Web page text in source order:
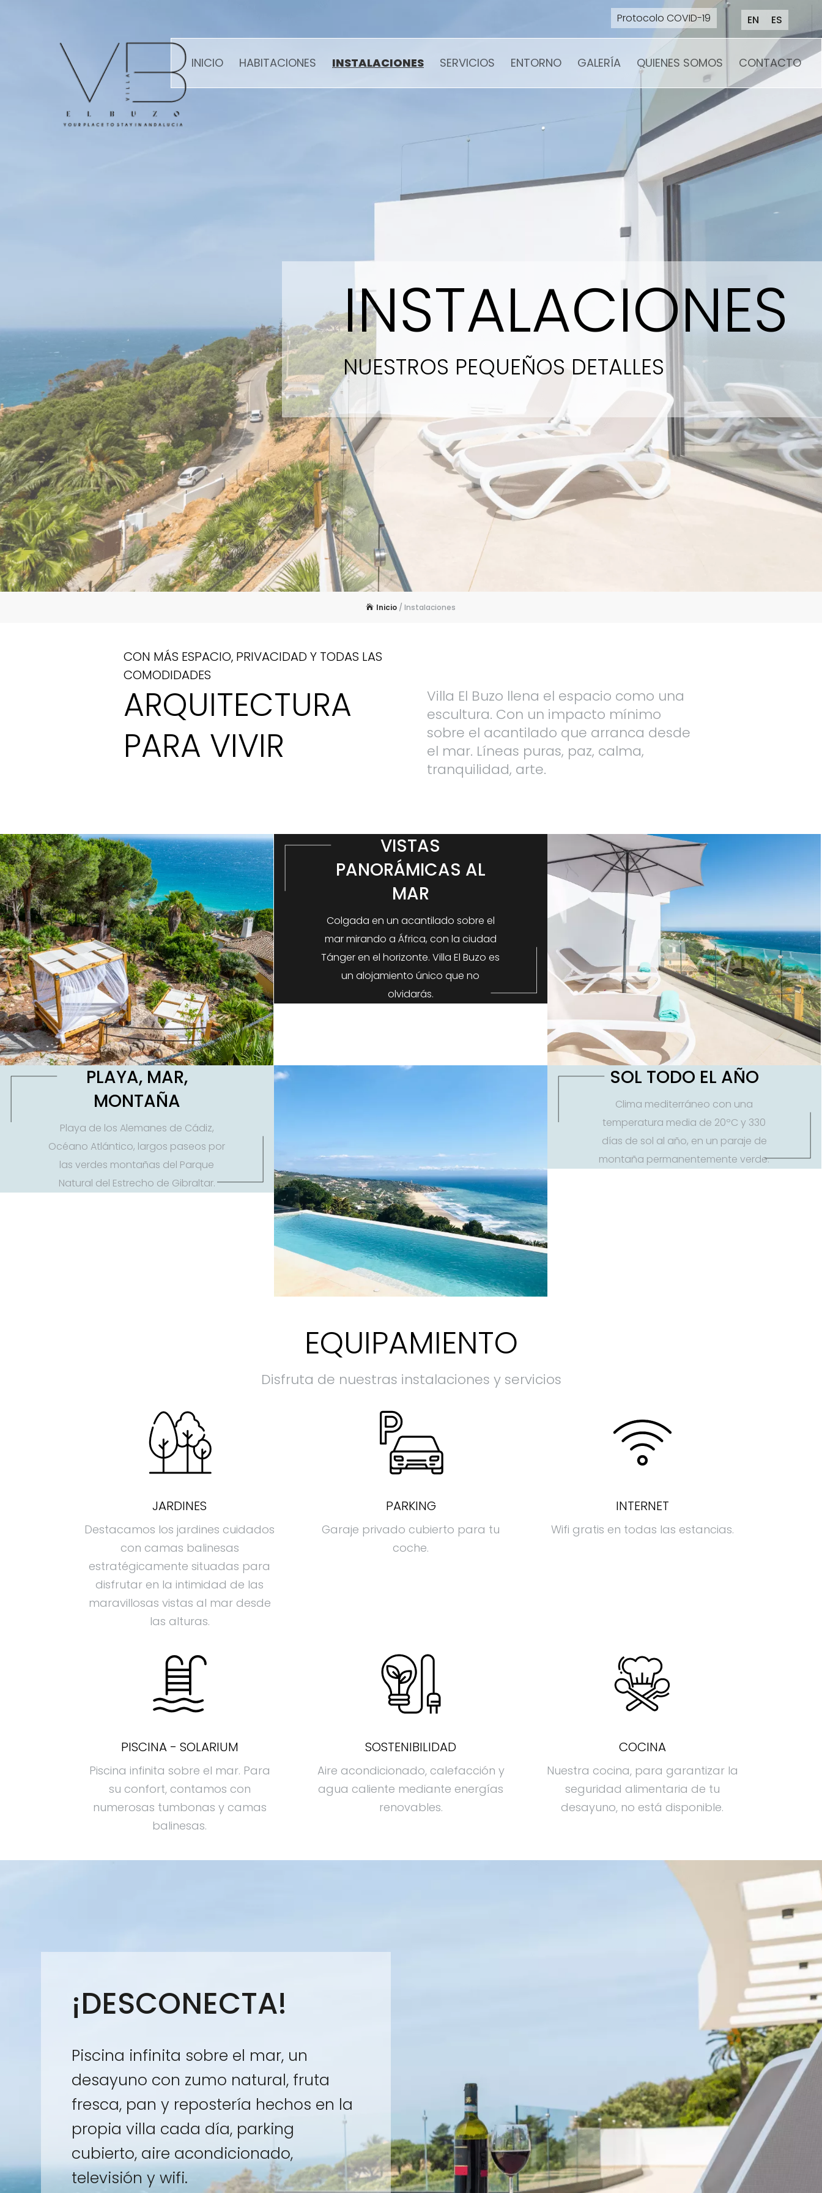
Protocolo COVID-19 EN ES
INICIO HABITACIONES INSTALACIONES SERVICIOS ENTORNO GALERÍA QUIENES SOMOS CONTACTO
INSTALACIONES
NUESTROS PEQUEÑOS DETALLES
Inicio /Instalaciones
CON MÁS ESPACIO, PRIVACIDAD Y TODAS LAS
COMODIDADES
ARQUITECTURA
PARA VIVIR
Villa El Buzo llena el espacio como una
escultura. Con un impacto mínimo
sobre el acantilado que arranca desde
el mar. Líneas puras, paz, calma,
tranquilidad, arte.
VISTAS
PANORÁMICAS AL
MAR
Colgada en un acantilado sobre el
mar mirando a África, con la ciudad
Tánger en el horizonte. Villa El Buzo es
un alojamiento único que no
olvidarás.
PLAYA, MAR,
MONTAÑA
Playa de los Alemanes de Cádiz,
Océano Atlántico, largos paseos por
las verdes montañas del Parque
Natural del Estrecho de Gibraltar.
SOL TODO EL AÑO
Clima mediterráneo con una
temperatura media de 20ºC y 330
días de sol al año, en un paraje de
montaña permanentemente verde.
EQUIPAMIENTO
Disfruta de nuestras instalaciones y servicios
JARDINES
Destacamos los jardines cuidados
con camas balinesas
estratégicamente situadas para
disfrutar en la intimidad de las
maravillosas vistas al mar desde
las alturas.
PARKING
Garaje privado cubierto para tu
coche.
INTERNET
Wifi gratis en todas las estancias.
PISCINA - SOLARIUM
Piscina infinita sobre el mar. Para
su confort, contamos con
numerosas tumbonas y camas
balinesas.
SOSTENIBILIDAD
Aire acondicionado, calefacción y
agua caliente mediante energías
renovables.
COCINA
Nuestra cocina, para garantizar la
seguridad alimentaria de tu
desayuno, no está disponible.
¡DESCONECTA!
Piscina infinita sobre el mar, un
desayuno con zumo natural, fruta
fresca, pan y repostería hechos en la
propia villa cada día, parking
cubierto, aire acondicionado,
televisión y wifi.